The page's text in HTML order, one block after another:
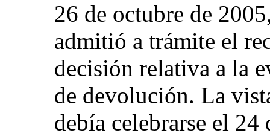
26 de octubre de
admitió a trámite el
decisión relativa a la
de devolución. La
debía celebrarse el 24